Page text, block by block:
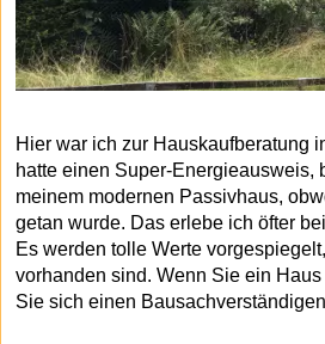
Hier war ich zur Hauskaufberatung
hatte einen Super-Energieausweis,
meinem modernen Passivhaus,
getan wurde. Das erlebe ich öfter
Es werden tolle Werte
vorhanden sind. Wenn Sie ein
Sie sich einen